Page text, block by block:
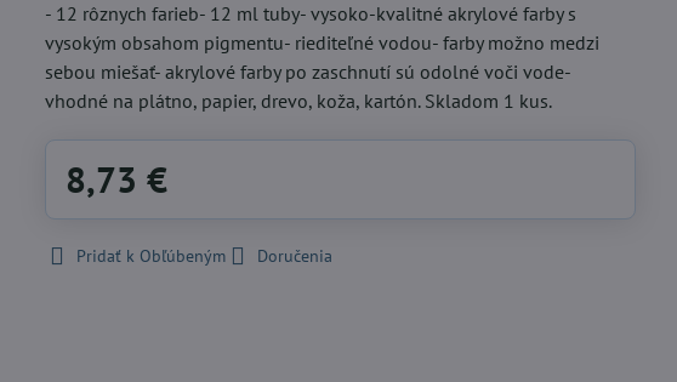
- 12 rôznych farieb- 12 ml tuby- vysoko-kvalitné akrylové farby s
vysokým obsahom pigmentu- riediteľné vodou- farby možno medzi
sebou miešať- akrylové farby po zaschnutí sú odolné voči vode-
vhodné na plátno, papier, drevo, koža, kartón. Skladom 1 kus.
8,73 €
Pridať k Obľúbeným Doručenia